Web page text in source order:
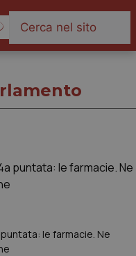
le farmacie. Ne